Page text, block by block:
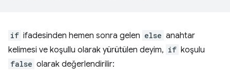
if ifadesinden hemen sonra gelen else anahtar
kelimesi ve koşullu olarak yürütülen deyim, if koşulu
false olarak değerlendirilir: